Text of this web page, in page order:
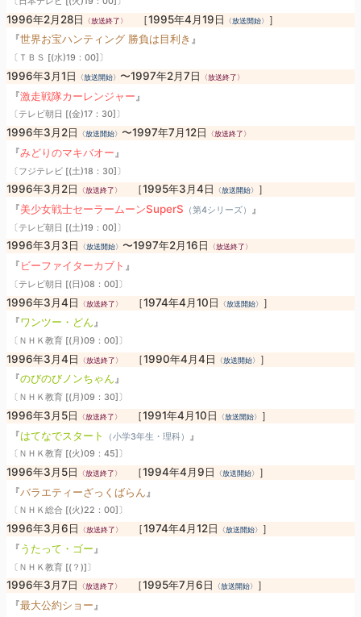
1996年2月28日 〈放送終了〉 ［1995年4月19日 〈放送開始〉
］
『世界お宝ハンティング 勝負は目利き 』
〔ＴＢＳ [(水)19：00]〕
1996年3月1日 〈放送開始〉 〜1997年2月7日 〈放送終了〉
『激走戦隊カーレンジャー 』
〔テレビ朝日 [(金)17：30]〕
1996年3月2日 〈放送開始〉 〜1997年7月12日 〈放送終了〉
『みどりのマキバオー 』
〔フジテレビ [(土)18：30]〕
1996年3月2日 〈放送終了〉 ［1995年3月4日 〈放送開始〉
］
『美少女戦士セーラームーンSuperS （第4シリーズ） 』
〔テレビ朝日 [(土)19：00]〕
1996年3月3日 〈放送開始〉 〜1997年2月16日 〈放送終了〉
『ビーファイターカブト 』
〔テレビ朝日 [(日)08：00]〕
1996年3月4日 〈放送終了〉 ［1974年4月10日 〈放送開始〉
］
『ワンツー・どん』
〔ＮＨＫ教育 [(月)09：00]〕
1996年3月4日 〈放送終了〉 ［1990年4月4日 〈放送開始〉
］
『のびのびノンちゃん』
〔ＮＨＫ教育 [(月)09：30]〕
1996年3月5日 〈放送終了〉 ［1991年4月10日 〈放送開始〉
］
『はてなでスタート （小学3年生・理科） 』
〔ＮＨＫ教育 [(火)09：45]〕
1996年3月5日 〈放送終了〉 ［1994年4月9日 〈放送開始〉
］
『バラエティーざっくばらん 』
〔ＮＨＫ総合 [(火)22：00]〕
1996年3月6日 〈放送終了〉 ［1974年4月12日 〈放送開始〉
］
『うたって・ゴー 』
〔ＮＨＫ教育 [(？)]〕
1996年3月7日 〈放送終了〉 ［1995年7月6日 〈放送開始〉
］
『最大公約ショー 』